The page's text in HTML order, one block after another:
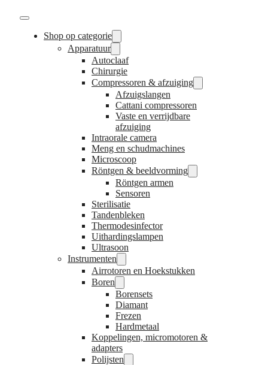
Shop op categorie
Apparatuur
Autoclaaf
Chirurgie
Compressoren & afzuiging
Afzuigslangen
Cattani compressoren
Vaste en verrijdbare
afzuiging
Intraorale camera
Meng en schudmachines
Microscoop
Röntgen & beeldvorming
Röntgen armen
Sensoren
Sterilisatie
Tandenbleken
Thermodesinfector
Uithardingslampen
Ultrasoon
Instrumenten
Airrotoren en Hoekstukken
Boren
Borensets
Diamant
Frezen
Hardmetaal
Koppelingen, micromotoren &
adapters
Polijsten